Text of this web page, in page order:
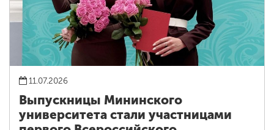
11.07.2026
Выпускницы Мининского
университета стали участницами